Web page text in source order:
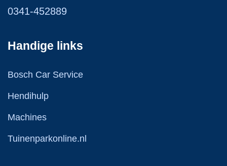
0341-452889
Handige links
Bosch Car Service
Hendihulp
Machines
Tuinenparkonline.nl